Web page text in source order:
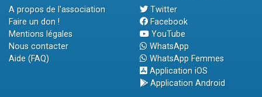
A propos de l'association
Faire un don !
Mentions légales
Nous contacter
Aide (FAQ)
Twitter
Facebook
YouTube
WhatsApp
WhatsApp Femmes
Application iOS
Application Android